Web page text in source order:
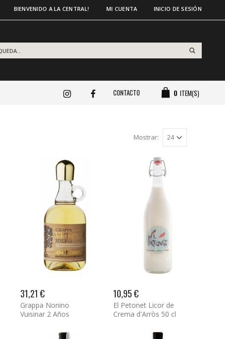
MI CUENTA INICIO DE SESIÓN
BIENVENIDO A LA CENTRAL!
CONTACTO 0 ITEM(S)
Mostrar:
31,21 €
Grappa Nonino
Vuisinar 2 Años
10,95 €
El Petonet Licor de
Crema d'Arròs 50 cl